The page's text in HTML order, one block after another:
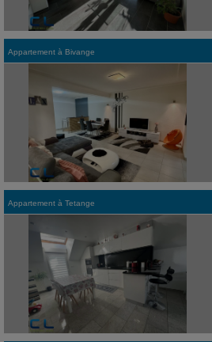
Appartement à Bivange
Appartement à Tetange